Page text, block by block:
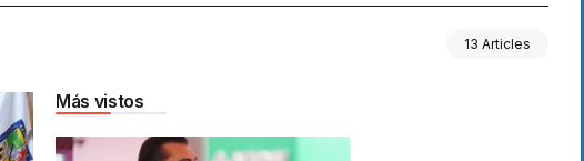
13 Articles
Más vistos